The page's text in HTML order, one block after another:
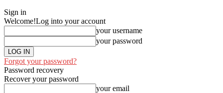
Sign in
Welcome!Log into your account
your username
your password
Forgot your password?
Password recovery
Recover your password
your email